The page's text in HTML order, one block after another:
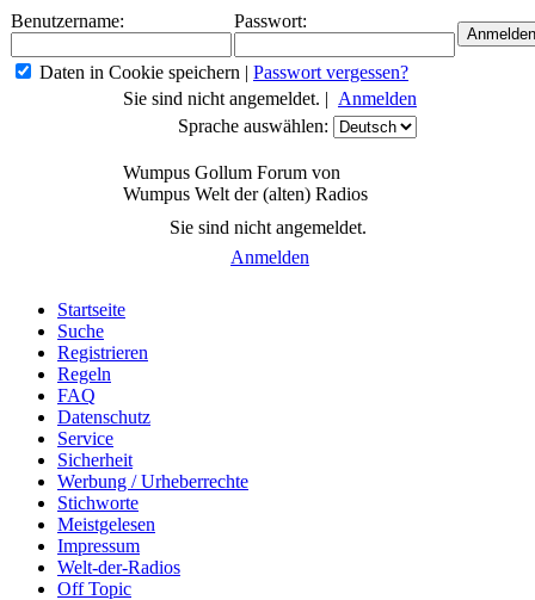
Benutzername: Passwort:
Daten in Cookie speichern | Passwort vergessen?
Sie sind nicht angemeldet. | Anmelden
Sprache auswählen:
Wumpus Gollum Forum von
Wumpus Welt der (alten) Radios
Sie sind nicht angemeldet.
Anmelden
Startseite
Suche
Registrieren
Regeln
FAQ
Datenschutz
Service
Sicherheit
Werbung / Urheberrechte
Stichworte
Meistgelesen
Impressum
Welt-der-Radios
Off Topic